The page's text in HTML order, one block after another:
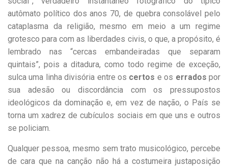
autômato político dos anos 70, de quebra consolável pelo
cataplasma da religião, mesmo em meio a um regime
grotesco para com as liberdades civis, o que, a propósito, é
lembrado nas “cercas embandeiradas que separam
quintais”, pois a ditadura, como todo regime de exceção,
sulca uma linha divisória entre os certos e os errados por
sua adesão ou discordância com os pressupostos
ideológicos da dominação e, em vez de nação, o País se
torna um xadrez de cubículos sociais em que uns e outros
se policiam.
Qualquer pessoa, mesmo sem trato musicológico, percebe
de cara que na canção não há a costumeira justaposição